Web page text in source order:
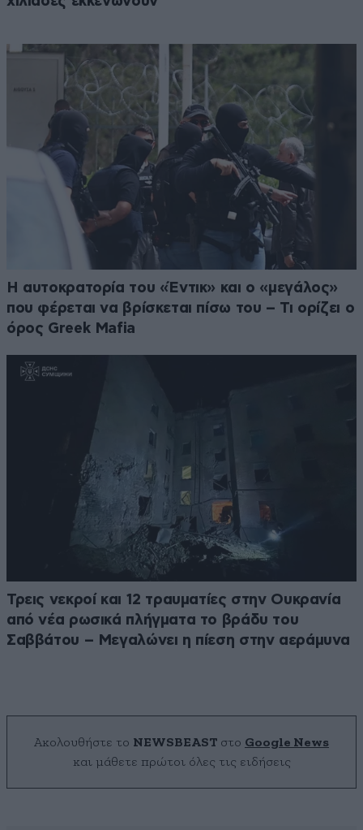
Η αυτοκρατορία του «Έντικ» και ο «μεγάλος»
που φέρεται να βρίσκεται πίσω του – Τι ορίζει ο
όρος Greek Mafia
Τρεις νεκροί και 12 τραυματίες στην Ουκρανία
από νέα ρωσικά πλήγματα το βράδυ του
Σαββάτου – Μεγαλώνει η πίεση στην αεράμυνα
Ακολουθήστε το NEWSBEAST στο Google News
και μάθετε πρώτοι όλες τις ειδήσεις